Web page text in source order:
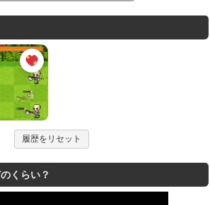
履歴をリセット
くらい？